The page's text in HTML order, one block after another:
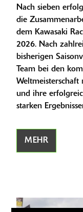
Nach sieben
die
dem Kawasaki
2026. Nach
bisherigen
Team bei den
und ihre
starken
MEHR